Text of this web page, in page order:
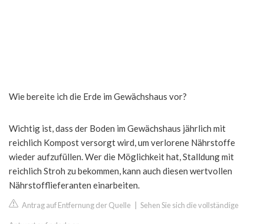
Wie bereite ich die Erde im Gewächshaus vor?
Wichtig ist, dass der Boden im Gewächshaus jährlich mit
reichlich Kompost versorgt wird, um verlorene Nährstoffe
wieder aufzufüllen. Wer die Möglichkeit hat, Stalldung mit
reichlich Stroh zu bekommen, kann auch diesen wertvollen
Nährstofflieferanten einarbeiten.
Antrag auf Entfernung der Quelle Sehen Sie sich die vollständige